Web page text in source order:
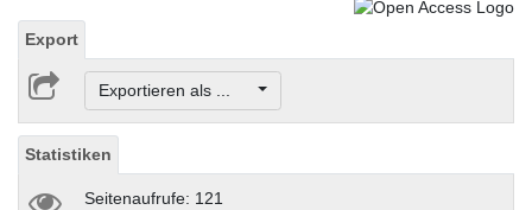
Export
Exportieren als ...
Statistiken
Seitenaufrufe: 121